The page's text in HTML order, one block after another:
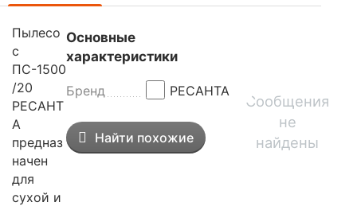
Пылесо
с
ПС-1500
/20
РЕСАНТ
А
предназ
начен
для
сухой и
Основные
характеристики
Бренд РЕСАНТА
Найти похожие
Сообщения
не
найдены